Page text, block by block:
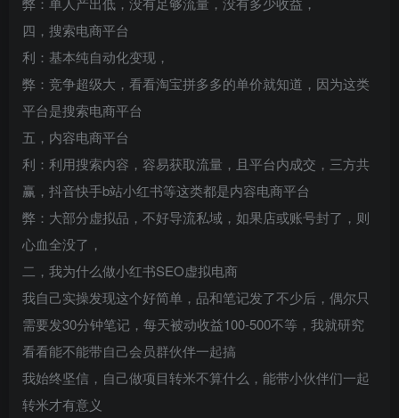
四，搜索电商平台
利：基本纯自动化变现，
弊：竞争超级大，看看淘宝拼多多的单价就知道，因为这类
平台是搜索电商平台
五，内容电商平台
利：利用搜索内容，容易获取流量，且平台内成交，三方共
赢，抖音快手b站小红书等这类都是内容电商平台
弊：大部分虚拟品，不好导流私域，如果店或账号封了，则
心血全没了，
二，我为什么做小红书SEO虚拟电商
我自己实操发现这个好简单，品和笔记发了不少后，偶尔只
需要发30分钟笔记，每天被动收益100-500不等，我就研究
看看能不能带自己会员群伙伴一起搞
我始终坚信，自己做项目转米不算什么，能带小伙伴们一起
转米才有意义